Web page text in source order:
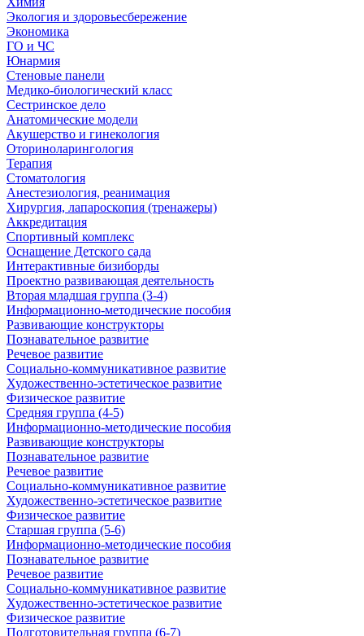
Экология и здоровьесбережение
Экономика
ГО и ЧС
Юнармия
Стеновые панели
Медико-биологический класс
Сестринское дело
Анатомические модели
Акушерство и гинекология
Оториноларингология
Терапия
Стоматология
Анестезиология, реанимация
Хирургия, лапароскопия (тренажеры)
Аккредитация
Спортивный комплекс
Оснащение Детского сада
Интерактивные бизиборды
Проектно развивающая деятельность
Вторая младшая группа (3-4)
Информационно-методические пособия
Развивающие конструкторы
Познавательное развитие
Речевое развитие
Социально-коммуникативное развитие
Художественно-эстетическое развитие
Физическое развитие
Средняя группа (4-5)
Информационно-методические пособия
Развивающие конструкторы
Познавательное развитие
Речевое развитие
Социально-коммуникативное развитие
Художественно-эстетическое развитие
Физическое развитие
Старшая группа (5-6)
Информационно-методические пособия
Познавательное развитие
Речевое развитие
Социально-коммуникативное развитие
Художественно-эстетическое развитие
Физическое развитие
Подготовительная группа (6-7)